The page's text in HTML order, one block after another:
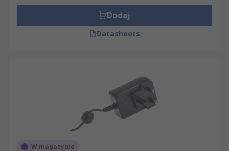
Dodaj
Datasheets
W magazynie